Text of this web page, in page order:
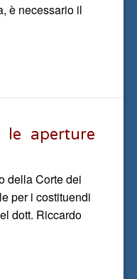
è necessario il
le aperture
della Corte dei
per i costituendi
dott. Riccardo